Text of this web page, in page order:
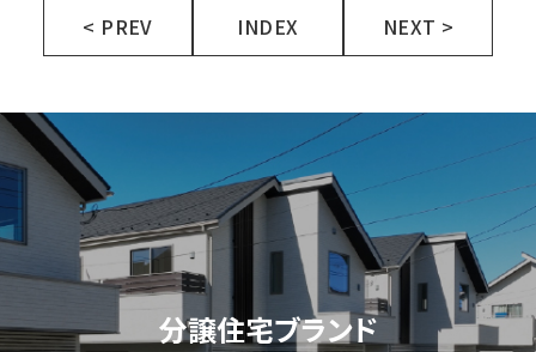
< PREV INDEX NEXT >
分譲住宅ブランド